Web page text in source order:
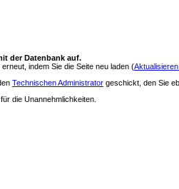
der Datenbank auf.
indem Sie die Seite neu laden (
Technischen Administrator geschickt, den Sie
die Unannehmlichkeiten.